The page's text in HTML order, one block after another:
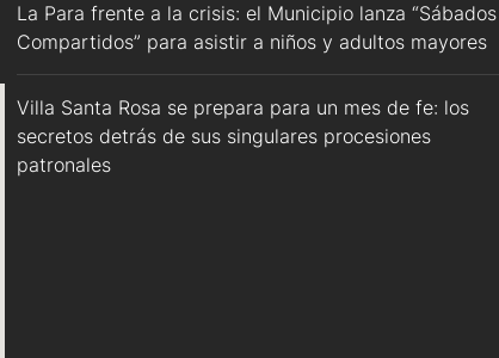
La Para frente a la crisis: el Municipio lanza “Sábados
Compartidos” para asistir a niños y adultos mayores
Villa Santa Rosa se prepara para un mes de fe: los
secretos detrás de sus singulares procesiones
patronales